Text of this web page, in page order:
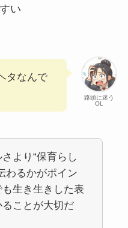
い
路頭に迷う
OL
タなんで
より“保育らし
わるかがポイン
も生き生きした表
ことが大切だ